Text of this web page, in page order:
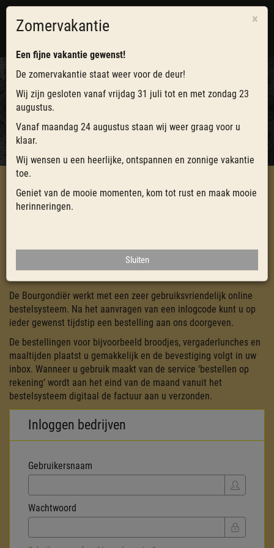
INLOGGEN BEDRIJVEN
INLOGGEN BEDRIJVEN
HOME CATERING
Online bestellen
De Bourgondiër werkt met een zeer gebruiksvriendelijk online
bestelsysteem. Na het aanvragen van een inlogcode kunt u op
ieder gewenst tijdstip een bestelling aan ons doorgeven.
De bestellingen voor bijvoorbeeld broodjes, vergaderlunches en
maaltijden plaatst u gemakkelijk en de bevestiging volgt in uw
inbox. Wanneer u gebruik maakt van de service ‘bestellen op
rekening’ wordt aan het eind van de maand vanuit het
bestelsysteem digitaal de factuur aan u verzonden.
Inloggen bedrijven
Gebruikersnaam
Wachtwoord
×
Zomervakantie
Een fijne vakantie gewenst!
De zomervakantie staat weer voor de deur!
Wij zijn gesloten vanaf vrijdag 31 juli tot en met zondag 23
augustus.
Vanaf maandag 24 augustus staan wij weer graag voor u
klaar.
Wij wensen u een heerlijke, ontspannen en zonnige vakantie
toe.
Geniet van de mooie momenten, kom tot rust en maak mooie
herinneringen.
Sluiten